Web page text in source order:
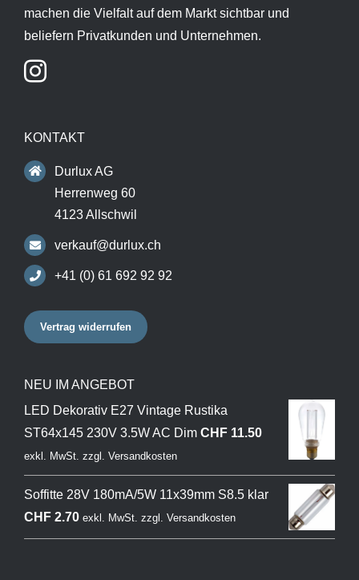
machen die Vielfalt auf dem Markt sichtbar und
beliefern Privatkunden und Unternehmen.
KONTAKT
Durlux AG
Herrenweg 60
4123 Allschwil
verkauf@durlux.ch
+41 (0) 61 692 92 92
Vertrag widerrufen
NEU IM ANGEBOT
LED Dekorativ E27 Vintage Rustika
ST64x145 230V 3.5W AC Dim CHF11.50
exkl. MwSt. zzgl. Versandkosten
Soffitte 28V 180mA/5W 11x39mm S8.5 klar
CHF2.70 exkl. MwSt. zzgl. Versandkosten